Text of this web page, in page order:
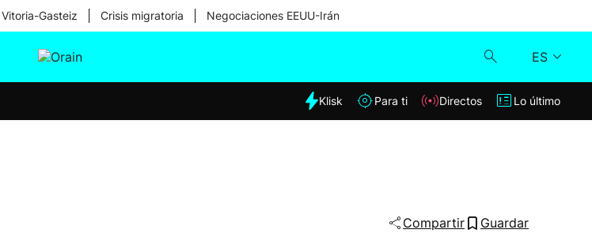
Gasteiz Crisis migratoria Negociaciones EEUU-Irán
ES
Klisk
Klisk Para ti Directos Lo último
Compartir Guardar